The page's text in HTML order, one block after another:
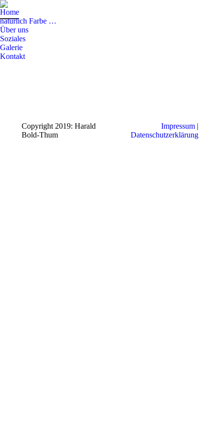
Home
natürlich Farbe …
Über uns
Soziales
Galerie
Kontakt
Copyright 2019: Harald
Bold-Thum
Impressum |
Datenschutzerklärung